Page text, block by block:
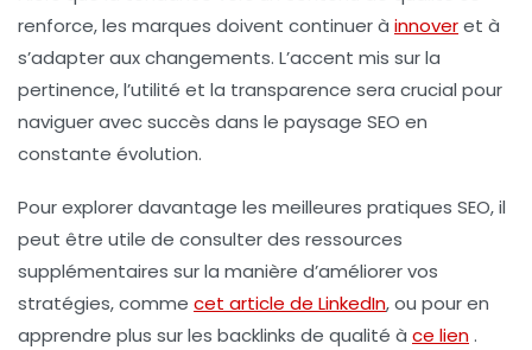
renforce, les marques doivent continuer à innoveret à
s’adapter aux changements. L’accent mis sur la
pertinence, l’utilité et la transparence sera crucial pour
naviguer avec succès dans le paysage SEO en
constante évolution.
Pour explorer davantage les meilleures pratiques SEO, il
peut être utile de consulter des ressources
supplémentaires sur la manière d’améliorer vos
stratégies, comme cet article de LinkedIn, ou pour en
apprendre plus sur les backlinks de qualité à ce lien.